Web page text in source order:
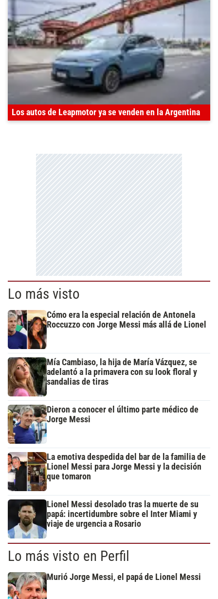
Los autos de Leapmotor ya se venden en la Argentina
Lo más visto
Cómo era la especial relación de Antonela
Roccuzzo con Jorge Messi más allá de Lionel
Mía Cambiaso, la hija de María Vázquez, se
adelantó a la primavera con su look floral y
sandalias de tiras
Dieron a conocer el último parte médico de
Jorge Messi
La emotiva despedida del bar de la familia de
Lionel Messi para Jorge Messi y la decisión
que tomaron
Lionel Messi desolado tras la muerte de su
papá: incertidumbre sobre el Inter Miami y
viaje de urgencia a Rosario
Lo más visto en Perfil
Murió Jorge Messi, el papá de Lionel Messi